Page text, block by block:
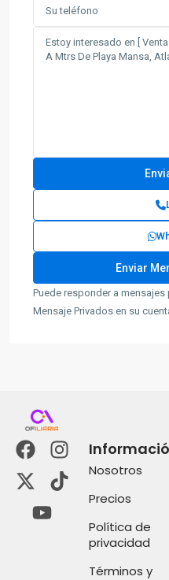
Puede responder a
Mensaje Privados en su
Nosotros
Precios
Política de
privacidad
Términos y